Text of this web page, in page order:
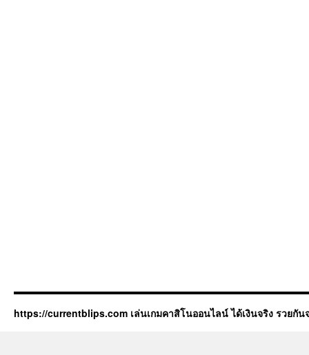
https://currentblips.com เล่นเกมคาสิโนออนไลน์ ได้เงินจริง รวยกัน